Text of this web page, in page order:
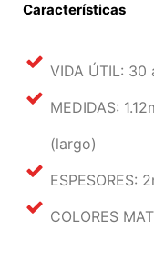
Características
VIDA ÚTIL: 30
MEDIDAS:
(largo)
ESPESORES:
COLORES